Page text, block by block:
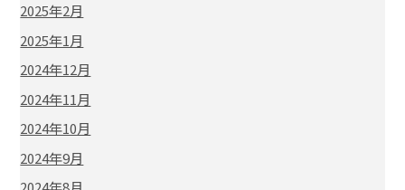
2025年2月
2025年1月
2024年12月
2024年11月
2024年10月
2024年9月